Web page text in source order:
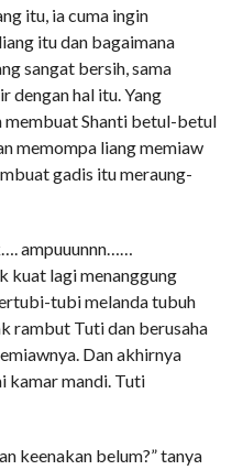
itu, ia cuma ingin
itu dan bagaimana
sangat bersih, sama
dengan hal itu. Yang
membuat Shanti betul-betul
memompa liang memiaw
gadis itu meraung-
ampuuunnn……
kuat lagi menanggung
tubi melanda tubuh
rambut Tuti dan berusaha
Dan akhirnya
kamar mandi. Tuti
keenakan belum?” tanya